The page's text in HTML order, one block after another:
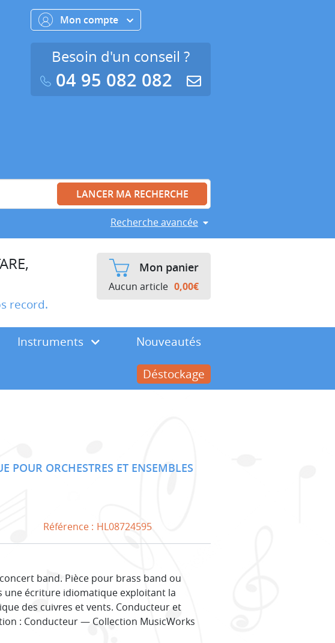
Recherche avancée
Mon compte
Besoin d'un conseil ?
04 95 082 082
record.
Mon panier
Aucun article 0,00€
Instruments
Nouveautés
Déstockage
POUR ORCHESTRES ET ENSEMBLES
Référence : HL08724595
band. Pièce pour brass band ou
une écriture idiomatique exploitant la
des cuivres et vents. Conducteur et
: Conducteur — Collection MusicWorks